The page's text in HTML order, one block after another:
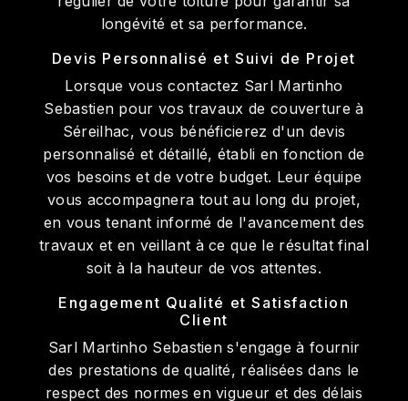
longévité et sa performance.
Devis Personnalisé et Suivi de Projet
Lorsque vous contactez Sarl Martinho
Sebastien pour vos travaux de couverture à
Séreilhac, vous bénéficierez d'un devis
personnalisé et détaillé, établi en fonction de
vos besoins et de votre budget. Leur équipe
vous accompagnera tout au long du projet,
en vous tenant informé de l'avancement des
travaux et en veillant à ce que le résultat final
soit à la hauteur de vos attentes.
Engagement Qualité et Satisfaction
Client
Sarl Martinho Sebastien s'engage à fournir
des prestations de qualité, réalisées dans le
respect des normes en vigueur et des délais